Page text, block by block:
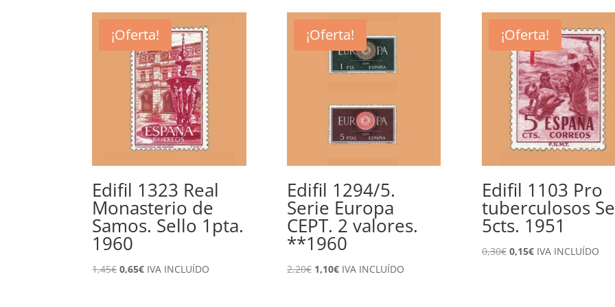
¡Oferta!
Edifil 1323 Real
Monasterio de
Samos. Sello 1pta.
1960
1,45€El
0,65€ElIVA INCLUÍDO
¡Oferta!
Edifil 1294/5.
Serie Europa
CEPT. 2 valores.
**1960
2,20€ El
1,10€ElIVA INCLUÍDO
¡Oferta!
Edifil 1103 Pro
tuberculosos
5cts. 1951
0,30€ El
0,15€ElIVA INCLUÍDO